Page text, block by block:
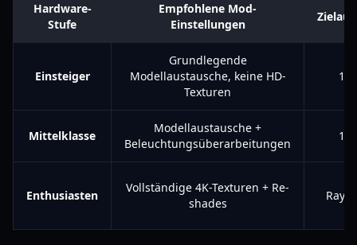
Hardware-
Stufe
Empfohlene Mod-
Einstellungen
Einsteiger
Grundlegende
Modellaustausche, keine HD-
Texturen
Mittelklasse
Modellaustausche +
Beleuchtungsüberarbeitungen
Enthusiasten
Vollständige 4K-Texturen + Re-
shades